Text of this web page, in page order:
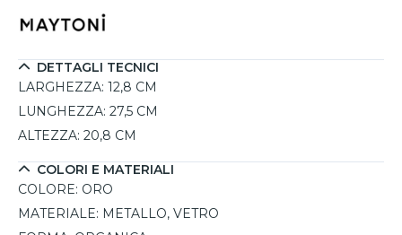
un’atmosfera calda e avvolgente. L’effetto decorativo è
lampada un punto focale luminoso e decorativo sulla
parete.
DETTAGLI TECNICI
LARGHEZZA: 12,8 CM
LUNGHEZZA: 27,5 CM
ALTEZZA: 20,8 CM
COLORI E MATERIALI
COLORE: ORO
MATERIALE: METALLO, VETRO